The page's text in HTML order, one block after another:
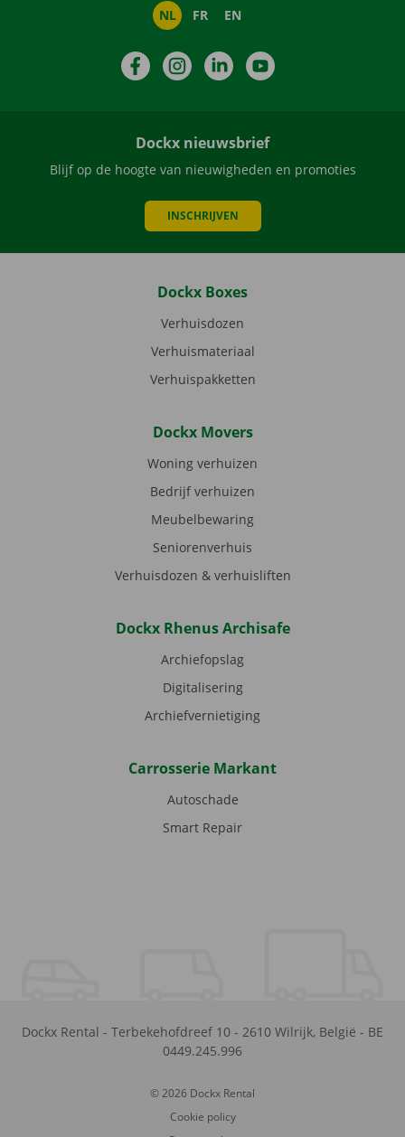
NL FR EN
FacebookInstagramLinkedIn
Dockx nieuwsbrief
Blijf op de hoogte van nieuwigheden en promoties
INSCHRIJVEN
Dockx Boxes
Verhuisdozen
Verhuismateriaal
Verhuispakketten
Dockx Movers
Woning verhuizen
Bedrijf verhuizen
Meubelbewaring
Seniorenverhuis
Verhuisdozen & verhuisliften
Dockx Rhenus Archisafe
Archiefopslag
Digitalisering
Archiefvernietiging
Carrosserie Markant
Autoschade
Smart Repair
Dockx Rental - Terbekehofdreef 10 - 2610 Wilrijk, België - BE
0449.245.996
© 2026 Dockx Rental
Cookie policy